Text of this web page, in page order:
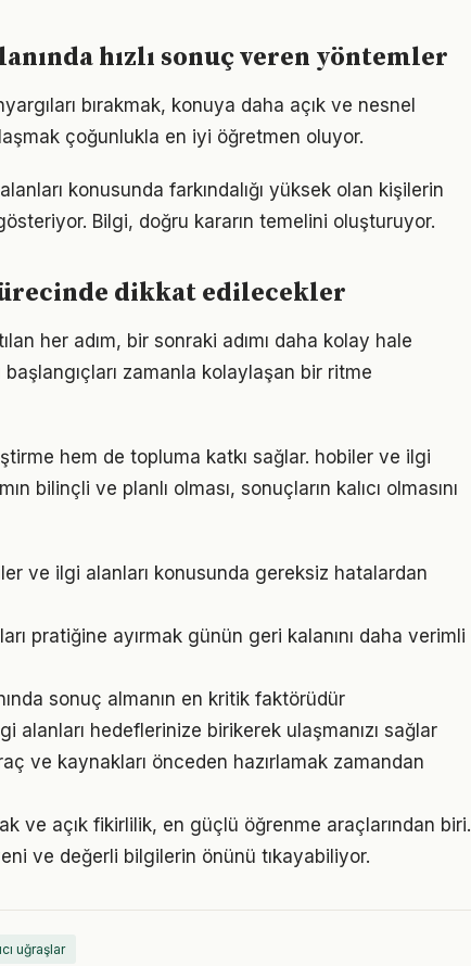
hızlı sonuç veren yöntemler
bırakmak, konuya daha açık ve nesnel
çoğunlukla en iyi öğretmen oluyor.
konusunda farkındalığı yüksek olan kişilerin
Bilgi, doğru kararın temelini oluşturuyor.
dikkat edilecekler
her adım, bir sonraki adımı daha kolay hale
zamanla kolaylaşan bir ritme
hem de topluma katkı sağlar. hobiler ve ilgi
bilinçli ve planlı olması, sonuçların kalıcı olmasını
ve ilgi alanları konusunda gereksiz hatalardan
pratiğine ayırmak günün geri kalanını daha verimli
sonuç almanın en kritik faktörüdür
alanları hedeflerinize birikerek ulaşmanızı sağlar
ve kaynakları önceden hazırlamak zamandan
ve açık fikirlilik, en güçlü öğrenme araçlarından biri.
ve değerli bilgilerin önünü tıkayabiliyor.
uğraşlar